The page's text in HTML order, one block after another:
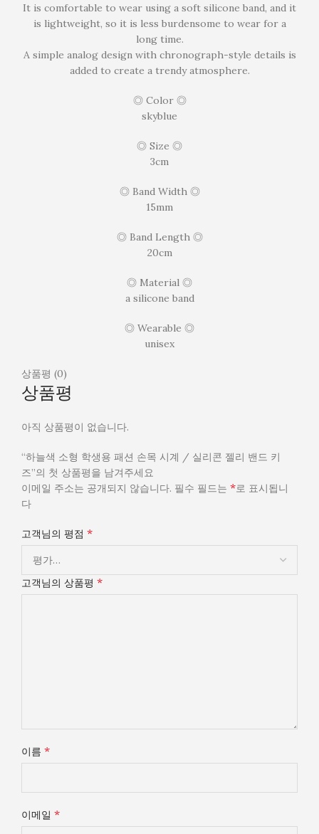
It is comfortable to wear using a soft silicone band, and it
is lightweight, so it is less burdensome to wear for a
long time.
A simple analog design with chronograph-style details is
added to create a trendy atmosphere.
◎ Color ◎
skyblue
◎ Size ◎
3cm
◎ Band Width ◎
15mm
◎ Band Length ◎
20cm
◎ Material ◎
a silicone band
◎ Wearable ◎
unisex
상품평 (0)
상품평
아직 상품평이 없습니다.
“하늘색 소형 학생용 패션 손목 시계 / 실리콘 젤리 밴드 키
즈”의 첫 상품평을 남겨주세요
이메일 주소는 공개되지 않습니다. 필수 필드는 *로 표시됩니
다
고객님의 평점 *
고객님의 상품평 *
이름 *
이메일 *